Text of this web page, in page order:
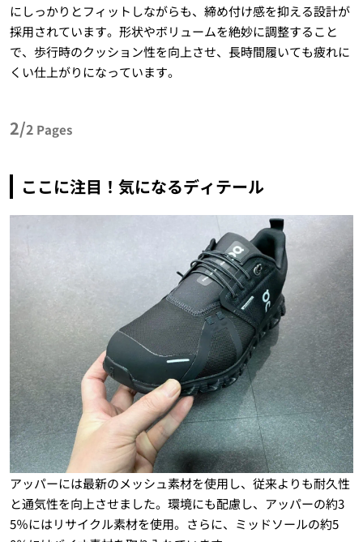
にしっかりとフィットしながらも、締め付け感を抑える設計が
採用されています。形状やボリュームを絶妙に調整すること
で、歩行時のクッション性を向上させ、長時間履いても疲れに
くい仕上がりになっています。
2/2 Pages
ここに注目！気になるディテール
アッパーには最新のメッシュ素材を使用し、従来よりも耐久性
と通気性を向上させました。環境にも配慮し、アッパーの約3
5％にはリサイクル素材を使用。さらに、ミッドソールの約5